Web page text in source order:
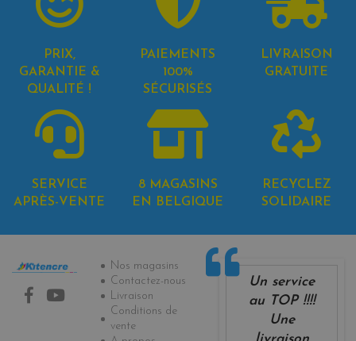
PRIX,
GARANTIE &
QUALITÉ !
PAIEMENTS
100%
SÉCURISÉS
LIVRAISON
GRATUITE
SERVICE
APRÈS-VENTE
8 MAGASINS
EN BELGIQUE
RECYCLEZ
SOLIDAIRE
Informations
Nos magasins
Contactez-nous
Livraison
Conditions de
vente
Un service
au TOP !!!!
Une